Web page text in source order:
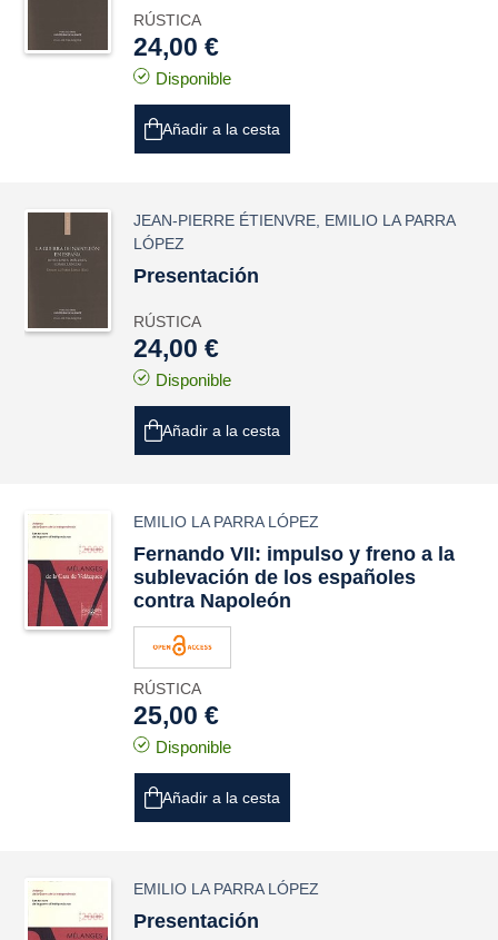
RÚSTICA
24,00 €
Disponible
Añadir a la cesta
JEAN-PIERRE ÉTIENVRE EMILIO LA PARRA
LÓPEZ
Presentación
RÚSTICA
24,00 €
Disponible
Añadir a la cesta
EMILIO LA PARRA LÓPEZ
Fernando VII: impulso y freno a la
sublevación de los españoles
contra Napoleón
RÚSTICA
25,00 €
Disponible
Añadir a la cesta
EMILIO LA PARRA LÓPEZ
Presentación